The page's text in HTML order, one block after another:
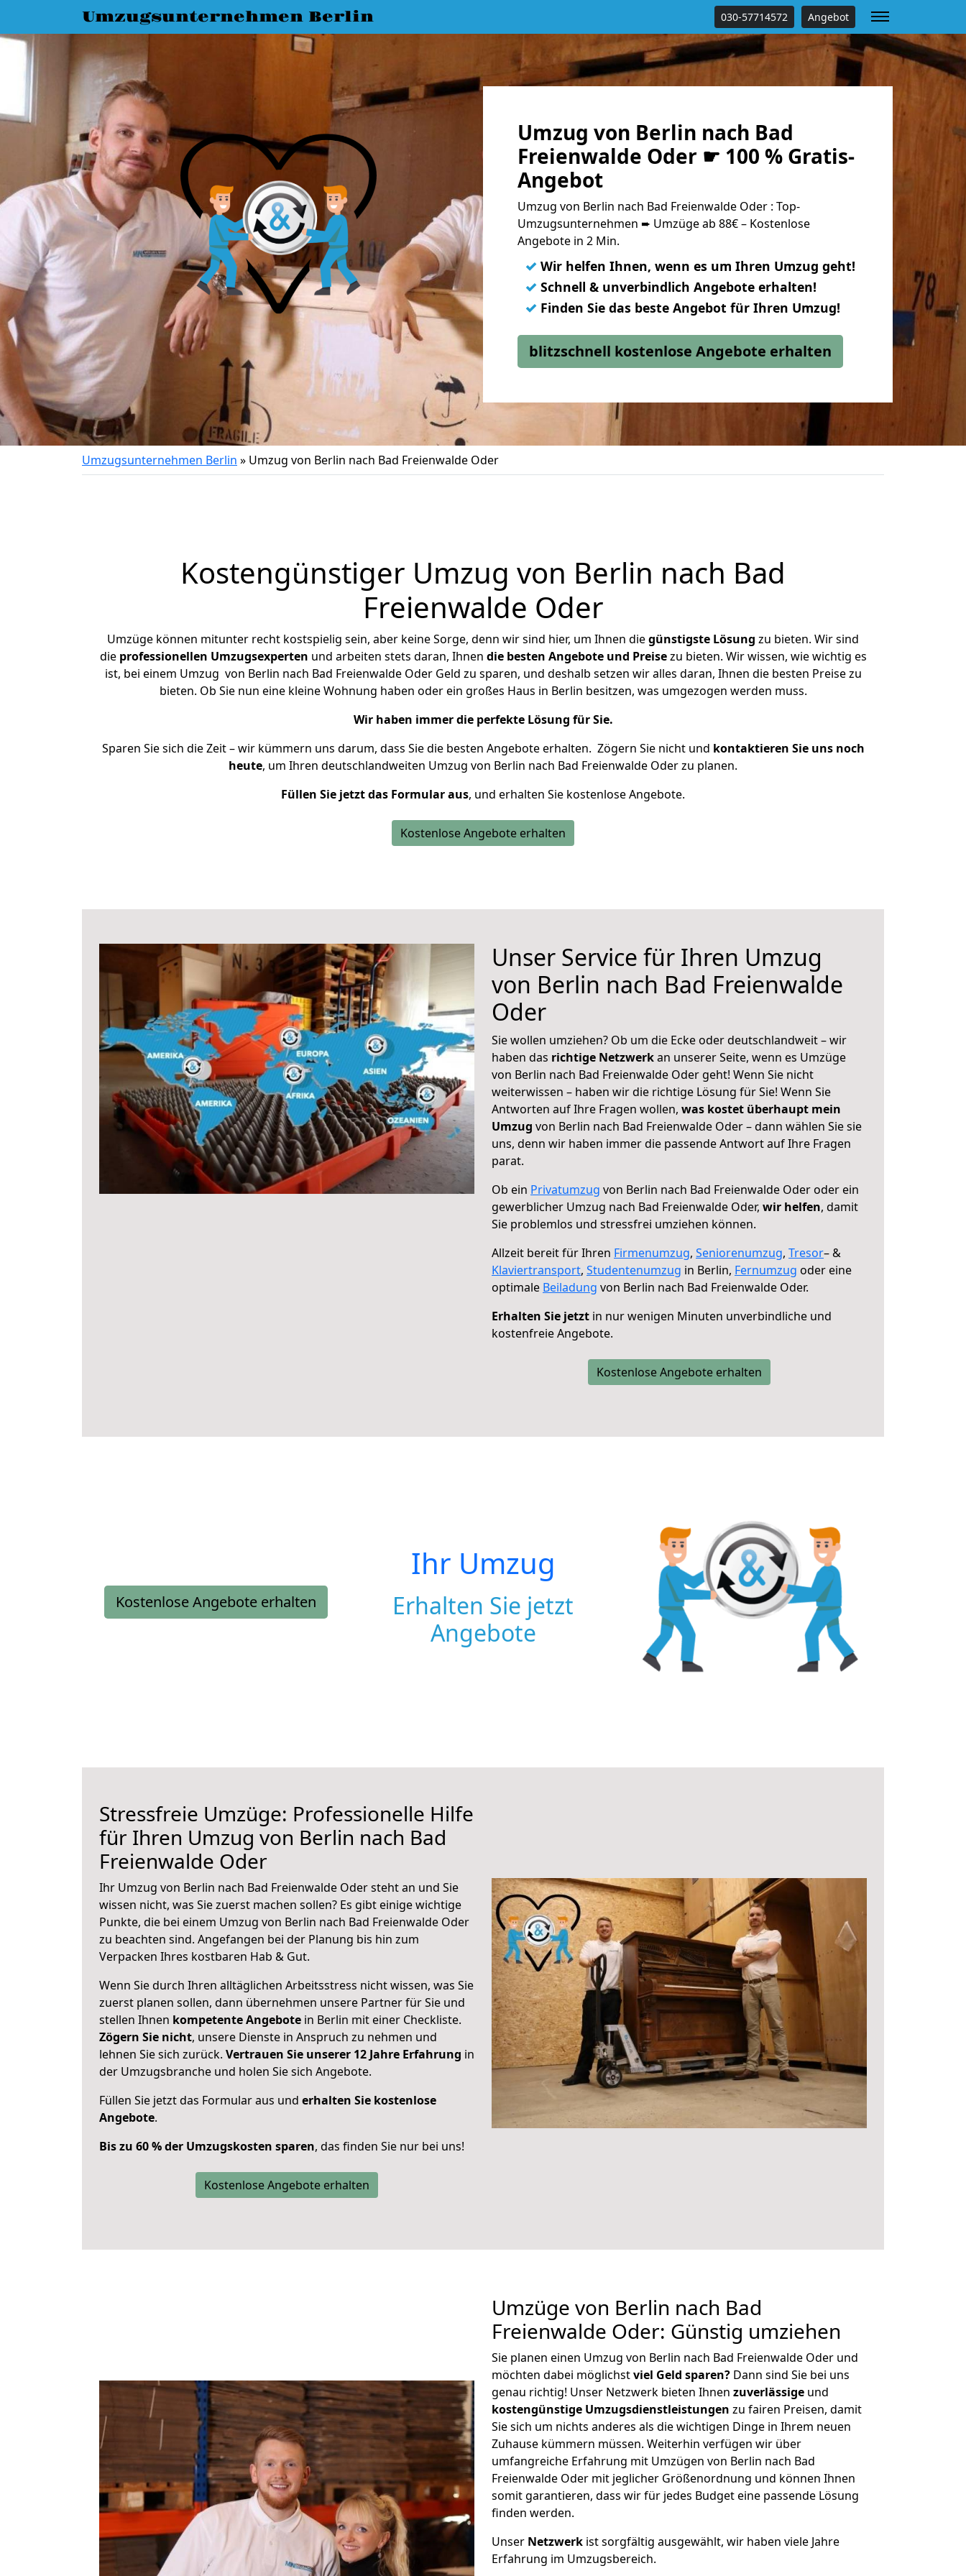
Umzugsunternehmen Berlin 030-57714572 Angebot
Umzug von Berlin nach Bad
Freienwalde Oder ☛ 100 % Gratis-
Angebot
Umzug von Berlin nach Bad Freienwalde Oder : Top-
Umzugsunternehmen ➨ Umzüge ab 88€ – Kostenlose
Angebote in 2 Min.
✓ Wir helfen Ihnen, wenn es um Ihren Umzug geht!
✓ Schnell & unverbindlich Angebote erhalten!
✓ Finden Sie das beste Angebot für Ihren Umzug!
blitzschnell kostenlose Angebote erhalten
Umzugsunternehmen Berlin » Umzug von Berlin nach Bad Freienwalde Oder
Kostengünstiger Umzug von Berlin nach Bad
Freienwalde Oder
Umzüge können mitunter recht kostspielig sein, aber keine Sorge, denn wir sind hier, um Ihnen diegünstigste Lösung zu bieten. Wir sind
die professionellen Umzugsexperten und arbeiten stets daran, Ihnen die besten Angebote und Preisezu bieten. Wir wissen, wie wichtig es
ist, bei einem Umzug von Berlin nach Bad Freienwalde Oder Geld zu sparen, und deshalb setzen wir alles daran, Ihnen die besten Preise zu
bieten. Ob Sie nun eine kleine Wohnung haben oder ein großes Haus in Berlin besitzen, was umgezogen werden muss.
Wir haben immer die perfekte Lösung für Sie.
Sparen Sie sich die Zeit – wir kümmern uns darum, dass Sie die besten Angebote erhalten. Zögern Sie nicht und kontaktieren Sie uns noch
heute, um Ihren deutschlandweiten Umzug von Berlin nach Bad Freienwalde Oder zu planen.
Füllen Sie jetzt das Formular aus, und erhalten Sie kostenlose Angebote.
Kostenlose Angebote erhalten
Unser Service für Ihren Umzug
von Berlin nach Bad Freienwalde
Oder
Sie wollen umziehen? Ob um die Ecke oder deutschlandweit – wir
haben das richtige Netzwerkan unserer Seite, wenn es Umzüge
von Berlin nach Bad Freienwalde Oder geht! Wenn Sie nicht
weiterwissen – haben wir die richtige Lösung für Sie! Wenn Sie
Antworten auf Ihre Fragen wollen, was kostet überhaupt mein
Umzug von Berlin nach Bad Freienwalde Oder – dann wählen Sie sie
uns, denn wir haben immer die passende Antwort auf Ihre Fragen
parat.
Ob ein Privatumzug von Berlin nach Bad Freienwalde Oder oder ein
gewerblicher Umzug nach Bad Freienwalde Oder, wir helfen, damit
Sie problemlos und stressfrei umziehen können.
Allzeit bereit für Ihren Firmenumzug, Seniorenumzug, Tresor– &
Klaviertransport, Studentenumzug in Berlin, Fernumzug oder eine
optimale Beiladung von Berlin nach Bad Freienwalde Oder.
Erhalten Sie jetzt in nur wenigen Minuten unverbindliche und
kostenfreie Angebote.
Kostenlose Angebote erhalten
Kostenlose Angebote erhalten
Ihr Umzug
Erhalten Sie jetzt
Angebote
Stressfreie Umzüge: Professionelle Hilfe
für Ihren Umzug von Berlin nach Bad
Freienwalde Oder
Ihr Umzug von Berlin nach Bad Freienwalde Oder steht an und Sie
wissen nicht, was Sie zuerst machen sollen? Es gibt einige wichtige
Punkte, die bei einem Umzug von Berlin nach Bad Freienwalde Oder
zu beachten sind. Angefangen bei der Planung bis hin zum
Verpacken Ihres kostbaren Hab & Gut.
Wenn Sie durch Ihren alltäglichen Arbeitsstress nicht wissen, was Sie
zuerst planen sollen, dann übernehmen unsere Partner für Sie und
stellen Ihnen kompetente Angebote in Berlin mit einer Checkliste.
Zögern Sie nicht, unsere Dienste in Anspruch zu nehmen und
lehnen Sie sich zurück. Vertrauen Sie unserer 12 Jahre Erfahrung in
der Umzugsbranche und holen Sie sich Angebote.
Füllen Sie jetzt das Formular aus und erhalten Sie kostenlose
Angebote.
Bis zu 60 % der Umzugskosten sparen, das finden Sie nur bei uns!
Kostenlose Angebote erhalten
Umzüge von Berlin nach Bad
Freienwalde Oder: Günstig umziehen
Sie planen einen Umzug von Berlin nach Bad Freienwalde Oder und
möchten dabei möglichstviel Geld sparen? Dann sind Sie bei uns
genau richtig! Unser Netzwerk bieten Ihnen zuverlässige und
kostengünstige Umzugsdienstleistungen zu fairen Preisen, damit
Sie sich um nichts anderes als die wichtigen Dinge in Ihrem neuen
Zuhause kümmern müssen. Weiterhin verfügen wir über
umfangreiche Erfahrung mit Umzügen von Berlin nach Bad
Freienwalde Oder mit jeglicher Größenordnung und können Ihnen
somit garantieren, dass wir für jedes Budget eine passende Lösung
finden werden.
Unser Netzwerk ist sorgfältig ausgewählt, wir haben viele Jahre
Erfahrung im Umzugsbereich.